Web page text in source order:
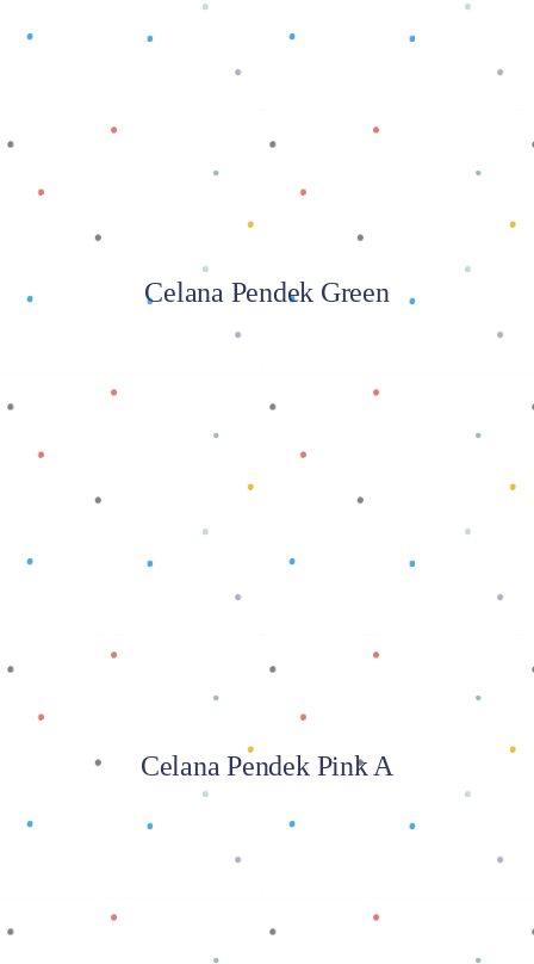
Baca selengkapnya
Celana Pendek Green
Baca selengkapnya
Celana Pendek Pink A